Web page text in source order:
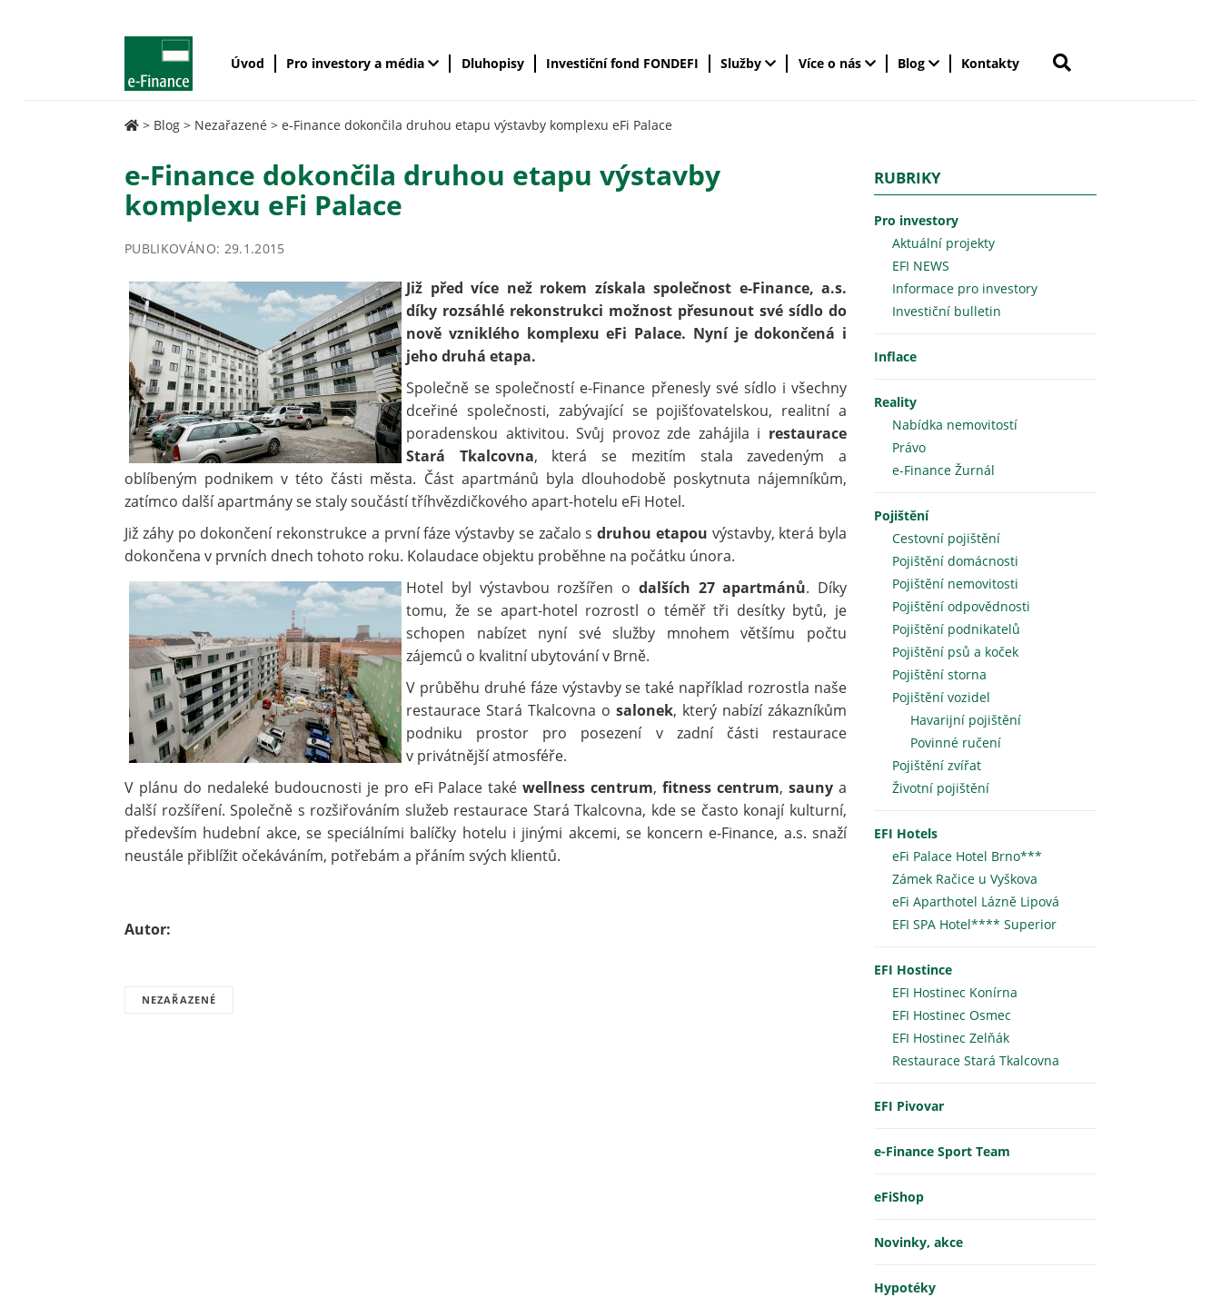
Úvod Pro investory a média Dluhopisy Investiční fond FONDEFI Služby Více o nás Blog Kontakty
> Blog > Nezařazené > e-Finance dokončila druhou etapu výstavby komplexu eFi Palace
e-Finance dokončila druhou etapu výstavby
komplexu eFi Palace
PUBLIKOVÁNO: 29.1.2015
Již před více než rokem získala společnost e-Finance, a.s.
díky rozsáhlé rekonstrukci možnost přesunout své sídlo do
nově vzniklého komplexu eFi Palace. Nyní je dokončená i
jeho druhá etapa.
Společně se společností e-Finance přenesly své sídlo i všechny
dceřiné společnosti, zabývající se pojišťovatelskou, realitní a
poradenskou aktivitou. Svůj provoz zde zahájila i restaurace
Stará Tkalcovna, která se mezitím stala zavedeným a
oblíbeným podnikem v této části města. Část apartmánů byla dlouhodobě poskytnuta nájemníkům,
zatímco další apartmány se staly součástí tříhvězdičkového apart-hotelu eFi Hotel.
Již záhy po dokončení rekonstrukce a první fáze výstavby se začalo s druhou etapou výstavby, která byla
dokončena v prvních dnech tohoto roku. Kolaudace objektu proběhne na počátku února.
Hotel byl výstavbou rozšířen o dalších 27 apartmánů. Díky
tomu, že se apart-hotel rozrostl o téměř tři desítky bytů, je
schopen nabízet nyní své služby mnohem většímu počtu
zájemců o kvalitní ubytování v Brně.
V průběhu druhé fáze výstavby se také například rozrostla naše
restaurace Stará Tkalcovna o salonek, který nabízí zákazníkům
podniku prostor pro posezení v zadní části restaurace
v privátnější atmosféře.
V plánu do nedaleké budoucnosti je pro eFi Palace takéwellness centrum,fitness centrum,sauny a
další rozšíření. Společně s rozšiřováním služeb restaurace Stará Tkalcovna, kde se často konají kulturní,
především hudební akce, se speciálními balíčky hotelu i jinými akcemi, se koncern e-Finance, a.s. snaží
neustále přiblížit očekáváním, potřebám a přáním svých klientů.
Autor:
NEZAŘAZENÉ
RUBRIKY
Pro investory
Aktuální projekty
EFI NEWS
Informace pro investory
Investiční bulletin
Inflace
Reality
Nabídka nemovitostí
Právo
e-Finance Žurnál
Pojištění
Cestovní pojištění
Pojištění domácnosti
Pojištění nemovitosti
Pojištění odpovědnosti
Pojištění podnikatelů
Pojištění psů a koček
Pojištění storna
Pojištění vozidel
Havarijní pojištění
Povinné ručení
Pojištění zvířat
Životní pojištění
EFI Hotels
eFi Palace Hotel Brno***
Zámek Račice u Vyškova
eFi Aparthotel Lázně Lipová
EFI SPA Hotel**** Superior
EFI Hostince
EFI Hostinec Konírna
EFI Hostinec Osmec
EFI Hostinec Zelňák
Restaurace Stará Tkalcovna
EFI Pivovar
e-Finance Sport Team
eFiShop
Novinky, akce
Hypotéky